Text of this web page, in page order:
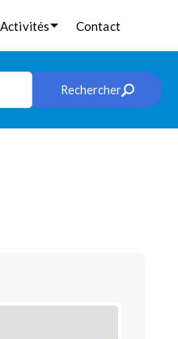
Activités Contact
Rechercher